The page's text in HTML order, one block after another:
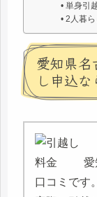
単身引
2人暮ら
愛知県
し申込な
愛
口コミです。